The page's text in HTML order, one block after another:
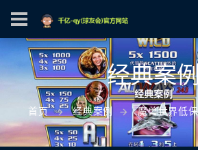
经典案
首页 经典案例 魔兽世界低